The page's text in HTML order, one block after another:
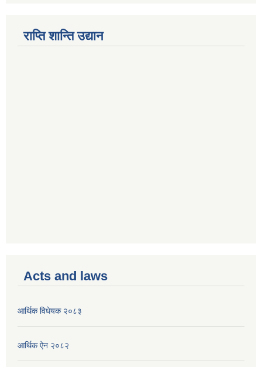
राप्ति शान्ति उद्यान
Acts and laws
आर्थिक विधेयक २०८३
आर्थिक ऐन २०८२